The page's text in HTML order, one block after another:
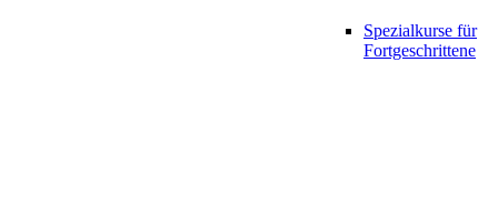
Spezialkurse für
Fortgeschrittene